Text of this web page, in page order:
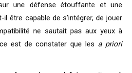
une défense étouffante et une
être capable de s’intégrer, de jouer
ne sautait pas aux yeux à
est de constater que les a priori